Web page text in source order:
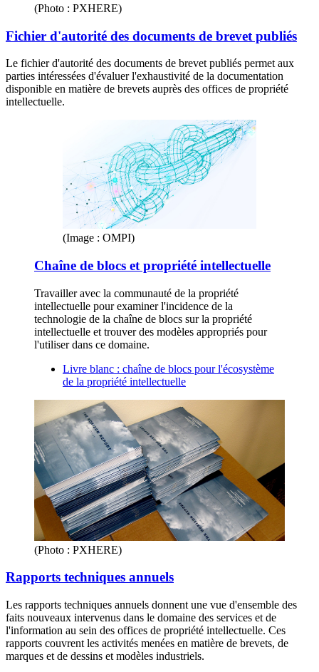
(Photo : PXHERE)
Fichier d'autorité des documents de brevet publiés
Le fichier d'autorité des documents de brevet publiés permet aux
parties intéressées d'évaluer l'exhaustivité de la documentation
disponible en matière de brevets auprès des offices de propriété
intellectuelle.
(Image : OMPI)
Chaîne de blocs et propriété intellectuelle
Travailler avec la communauté de la propriété
intellectuelle pour examiner l'incidence de la
technologie de la chaîne de blocs sur la propriété
intellectuelle et trouver des modèles appropriés pour
l'utiliser dans ce domaine.
Livre blanc : chaîne de blocs pour l'écosystème
de la propriété intellectuelle
(Photo : PXHERE)
Rapports techniques annuels
Les rapports techniques annuels donnent une vue d'ensemble des
faits nouveaux intervenus dans le domaine des services et de
l'information au sein des offices de propriété intellectuelle. Ces
rapports couvrent les activités menées en matière de brevets, de
marques et de dessins et modèles industriels.